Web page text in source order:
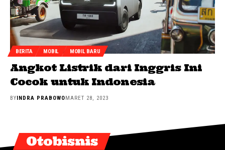
BERITA MOBIL MOBIL BARU
Angkot Listrik dari Inggris Ini
Cocok untuk Indonesia
BY INDRA PRABOWO MARET 28, 2023
Otobisnis